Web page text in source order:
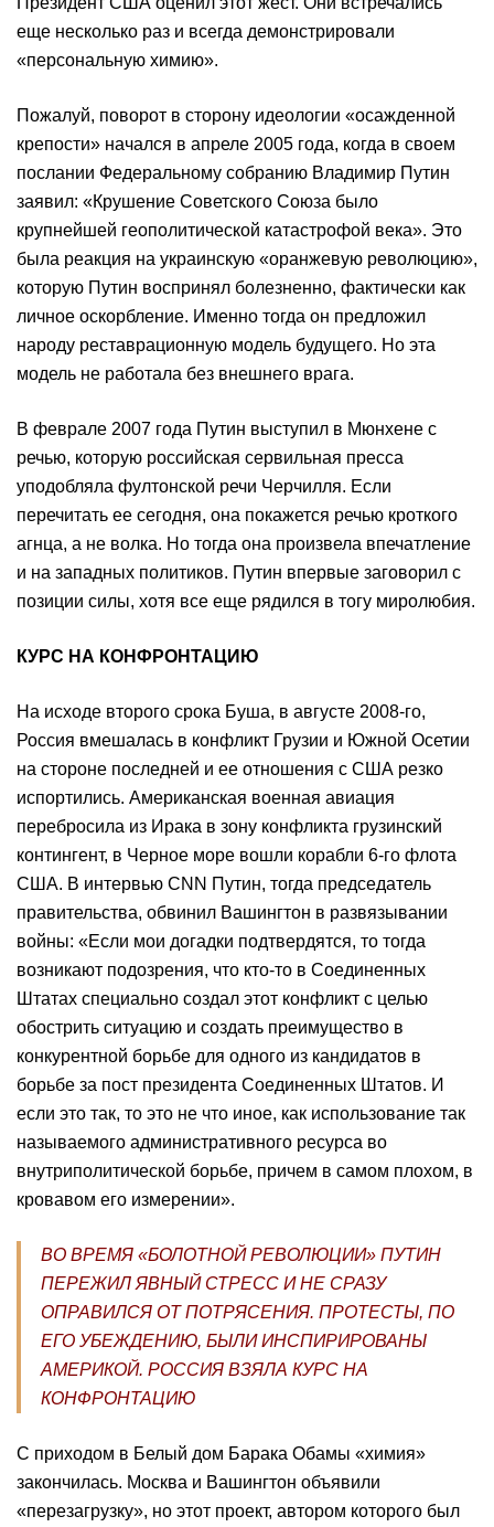
еще несколько раз и всегда демонстрировали
«персональную химию».
Пожалуй, поворот в сторону идеологии «осажденной
крепости» начался в апреле 2005 года, когда в своем
послании Федеральному собранию Владимир Путин
заявил: «Крушение Советского Союза было
крупнейшей геополитической катастрофой века». Это
была реакция на украинскую «оранжевую революцию»,
которую Путин воспринял болезненно, фактически как
личное оскорбление. Именно тогда он предложил
народу реставрационную модель будущего. Но эта
модель не работала без внешнего врага.
В феврале 2007 года Путин выступил в Мюнхене с
речью, которую российская сервильная пресса
уподобляла фултонской речи Черчилля. Если
перечитать ее сегодня, она покажется речью кроткого
агнца, а не волка. Но тогда она произвела впечатление
и на западных политиков. Путин впервые заговорил с
позиции силы, хотя все еще рядился в тогу миролюбия.
КУРС НА КОНФРОНТАЦИЮ
На исходе второго срока Буша, в августе 2008-го,
Россия вмешалась в конфликт Грузии и Южной Осетии
на стороне последней и ее отношения с США резко
испортились. Американская военная авиация
перебросила из Ирака в зону конфликта грузинский
контингент, в Черное море вошли корабли 6-го флота
США. В интервью CNN Путин, тогда председатель
правительства, обвинил Вашингтон в развязывании
войны: «Если мои догадки подтвердятся, то тогда
возникают подозрения, что кто-то в Соединенных
Штатах специально создал этот конфликт с целью
обострить ситуацию и создать преимущество в
конкурентной борьбе для одного из кандидатов в
борьбе за пост президента Соединенных Штатов. И
если это так, то это не что иное, как использование так
называемого административного ресурса во
внутриполитической борьбе, причем в самом плохом, в
кровавом его измерении».
ВО ВРЕМЯ «БОЛОТНОЙ РЕВОЛЮЦИИ» ПУТИН
ПЕРЕЖИЛ ЯВНЫЙ СТРЕСС И НЕ СРАЗУ
ОПРАВИЛСЯ ОТ ПОТРЯСЕНИЯ. ПРОТЕСТЫ, ПО
ЕГО УБЕЖДЕНИЮ, БЫЛИ ИНСПИРИРОВАНЫ
АМЕРИКОЙ. РОССИЯ ВЗЯЛА КУРС НА
КОНФРОНТАЦИЮ
С приходом в Белый дом Барака Обамы «химия»
закончилась. Москва и Вашингтон объявили
«перезагрузку», но этот проект, автором которого был